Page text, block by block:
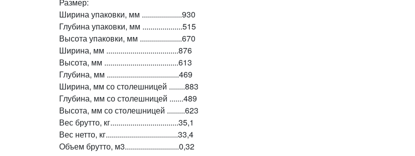
Размер:
Ширина упаковки, мм ....................930
Глубина упаковки, мм ....................515
Высота упаковки, мм .....................670
Ширина, мм ....................................876
Высота, мм .....................................613
Глубина, мм ....................................469
Ширина, мм со столешницей ........883
Глубина, мм со столешницей .......489
Высота, мм со столешницей .........623
Вес брутто, кг..................................35,1
Вес нетто, кг....................................33,4
Объем брутто, м3...........................0,32